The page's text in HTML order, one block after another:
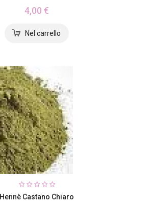
4,00 €
Hennè Castano Chiaro